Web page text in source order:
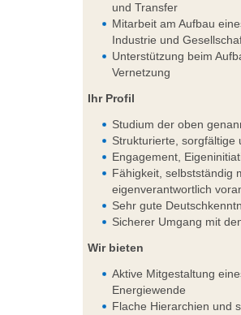
und Transfer
Mitarbeit am Aufbau
Industrie und
Unterstützung beim
Vernetzung
Ihr Profil
Studium der oben
Strukturierte, sorgfältige
Engagement,
Fähigkeit, selbstständig
eigenverantwortlich
Sehr gute
Sicherer Umgang mit
Wir bieten
Aktive Mitgestaltung
Energiewende
Flache Hierarchien und